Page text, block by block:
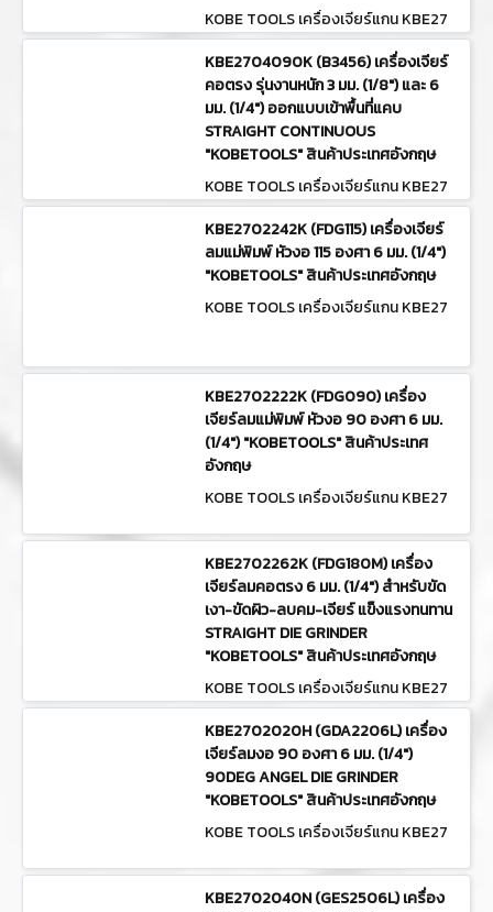
KOBE TOOLS เครื่องเจียร์แกน KBE27
04080K (B3144)
KBE2704090K (B3456) เครื่องเจียร์
คอตรง รุ่นงานหนัก 3 มม. (1/8") และ 6
มม. (1/4") ออกแบบเข้าพื้นที่แคบ
STRAIGHT CONTINUOUS
"KOBETOOLS" สินค้าประเทศอังกฤษ
KOBE TOOLS เครื่องเจียร์แกน KBE27
04090K (B3456)
KBE2702242K (FDG115) เครื่องเจียร์
ลมแม่พิมพ์ หัวงอ 115 องศา 6 มม. (1/4")
"KOBETOOLS" สินค้าประเทศอังกฤษ
KOBE TOOLS เครื่องเจียร์แกน KBE27
KBE2702222K (FDG090) เครื่อง
เจียร์ลมแม่พิมพ์ หัวงอ 90 องศา 6 มม.
(1/4") "KOBETOOLS" สินค้าประเทศ
อังกฤษ
KOBE TOOLS เครื่องเจียร์แกน KBE27
KBE2702262K (FDG180M) เครื่อง
เจียร์ลมคอตรง 6 มม. (1/4") สำหรับขัด
เงา-ขัดผิว-ลบคม-เจียร์ แข็งแรงทนทาน
STRAIGHT DIE GRINDER
"KOBETOOLS" สินค้าประเทศอังกฤษ
KOBE TOOLS เครื่องเจียร์แกน KBE27
02262K (FDG180M)
KBE2702020H (GDA2206L) เครื่อง
เจียร์ลมงอ 90 องศา 6 มม. (1/4")
90DEG ANGEL DIE GRINDER
"KOBETOOLS" สินค้าประเทศอังกฤษ
KOBE TOOLS เครื่องเจียร์แกน KBE27
KBE2702040N (GES2506L) เครื่อง